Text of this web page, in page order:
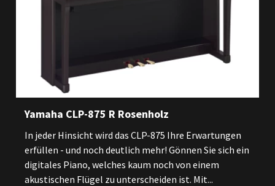
Yamaha CLP-875 R Rosenholz
In jeder Hinsicht wird das CLP-875 Ihre Erwartungen
erfüllen - und noch deutlich mehr! Gönnen Sie sich ein
digitales Piano, welches kaum noch von einem
akustischen Flügel zu unterscheiden ist. Mit...